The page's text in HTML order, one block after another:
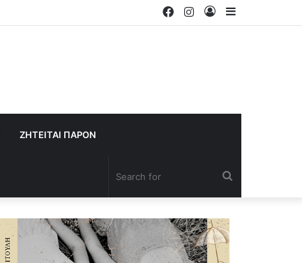
Log
Instagram
Facebook
ΖΗΤΕΙΤΑΙ ΠΑΡΟΝ